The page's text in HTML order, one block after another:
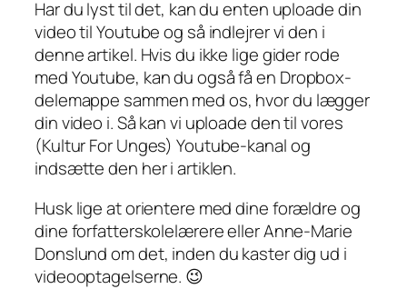
Har du lyst til det, kan du enten uploade din
video til Youtube og så indlejrer vi den i
denne artikel. Hvis du ikke lige gider rode
med Youtube, kan du også få en Dropbox-
delemappe sammen med os, hvor du lægger
din video i. Så kan vi uploade den til vores
(Kultur For Unges) Youtube-kanal og
indsætte den her i artiklen.
Husk lige at orientere med dine forældre og
dine forfatterskolelærere eller Anne-Marie
Donslund om det, inden du kaster dig ud i
videooptagelserne. 😉